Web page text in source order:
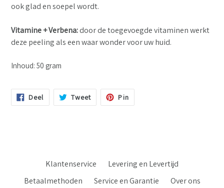
ook glad en soepel wordt.
Vitamine + Verbena:door de toegevoegde vitaminen werkt
deze peeling als een waar wonder voor uw huid.
Inhoud: 50 gram
Deel TweetTweet PinPin
Klantenservice
Levering en Levertijd
Betaalmethoden
Service en Garantie Over ons